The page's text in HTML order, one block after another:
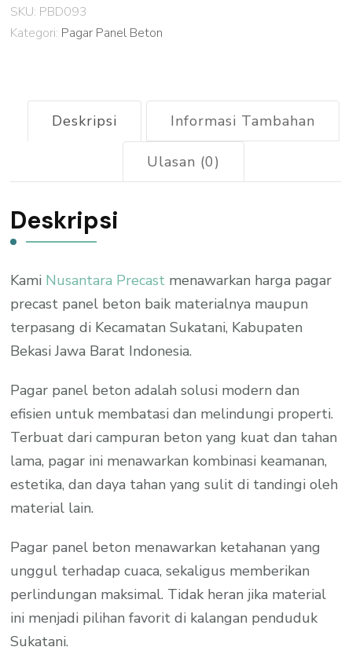
Beton
Sukatani
SKU: PBD093
Kategori: Pagar Panel Beton
Deskripsi Informasi Tambahan
Ulasan (0)
Deskripsi
Kami Nusantara Precast menawarkan harga pagar
precast panel beton baik materialnya maupun
terpasang di Kecamatan Sukatani, Kabupaten
Bekasi Jawa Barat Indonesia.
Pagar panel beton adalah solusi modern dan
efisien untuk membatasi dan melindungi properti.
Terbuat dari campuran beton yang kuat dan tahan
lama, pagar ini menawarkan kombinasi keamanan,
estetika, dan daya tahan yang sulit di tandingi oleh
material lain.
Pagar panel beton menawarkan ketahanan yang
unggul terhadap cuaca, sekaligus memberikan
perlindungan maksimal. Tidak heran jika material
ini menjadi pilihan favorit di kalangan penduduk
Sukatani.